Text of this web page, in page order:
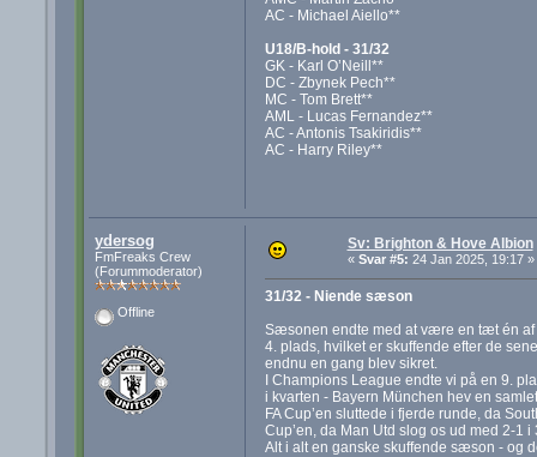
AC - Michael Aiello**
U18/B-hold - 31/32
GK - Karl O’Neill**
DC - Zbynek Pech**
MC - Tom Brett**
AML - Lucas Fernandez**
AC - Antonis Tsakiridis**
AC - Harry Riley**
ydersog
FmFreaks Crew
(Forummoderator)
Offline
Sv: Brighton & Hove Albion
« Svar #5: 24 Jan 2025, 19:17 »
31/32 - Niende sæson
Sæsonen endte med at være en tæt én af
4. plads, hvilket er skuffende efter de
endnu en gang blev sikret.
I Champions League endte vi på en 9.
i kvarten - Bayern München hev en
FA Cup’en sluttede i fjerde runde, da
Cup’en, da Man Utd slog os ud med 2-1 i
Alt i alt en ganske skuffende sæson - og